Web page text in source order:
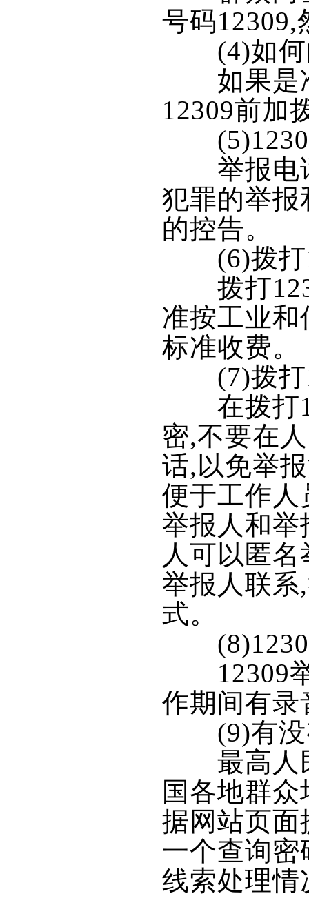
号码12309,
(4)如何
如果是准
12309前加
(5)12309
举报电话
犯罪的举报
的控告。
(6)拨打
拨打
准按工业
标准收费。
(7)拨打
在拨打
密,不要在
话,以免举
便于工作人
举报人和
人可以匿
举报人联
式。
(8)12309
12309举
作期间有录
(9)有没
最高人民
国各地群
据网站页面
一个查询
线索处理情